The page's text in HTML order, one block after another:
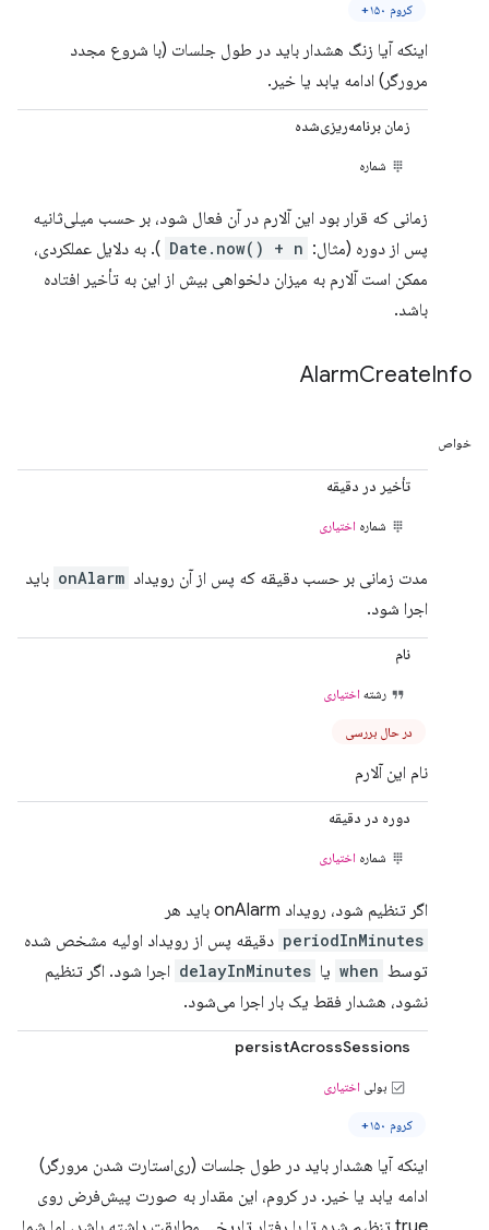
کروم ۱۵۰+
اینکه آیا زنگ هشدار باید در طول جلسات (با شروع مجدد
مرورگر) ادامه یابد یا خیر.
زمان برنامه‌ریزی‌شده
شماره
زمانی که قرار بود این آلارم در آن فعال شود، بر حسب میلی‌ثانیه
پس از دوره (مثال: Date.now() + n ). به دلایل عملکردی،
ممکن است آلارم به میزان دلخواهی بیش از این به تأخیر افتاده
باشد.
AlarmCreateInfo
خواص
تأخیر در دقیقه
شماره اختیاری
مدت زمانی بر حسب دقیقه که پس از آن رویداد onAlarm باید
اجرا شود.
نام
رشته اختیاری
در حال بررسی
نام این آلارم
دوره در دقیقه
شماره اختیاری
اگر تنظیم شود، رویداد onAlarm باید هر
periodInMinutes دقیقه پس از رویداد اولیه مشخص شده
توسط when یا delayInMinutes اجرا شود. اگر تنظیم
نشود، هشدار فقط یک بار اجرا می‌شود.
persistAcrossSessions
بولی اختیاری
کروم ۱۵۰+
اینکه آیا هشدار باید در طول جلسات (ری‌استارت شدن مرورگر)
ادامه یابد یا خیر. در کروم، این مقدار به صورت پیش‌فرض روی